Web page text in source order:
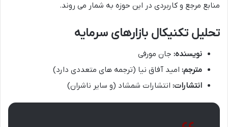
منابع مرجع و کاربردی در این حوزه به شمار می روند.
تحلیل تکنیکال بازارهای سرمایه
نویسنده: جان مورفی
مترجم: امید آفاق نیا (ترجمه های متعددی دارد)
انتشارات: انتشارات شمشاد (و سایر ناشران)